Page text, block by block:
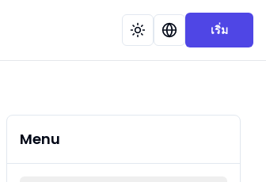
เริ่ม
Menu